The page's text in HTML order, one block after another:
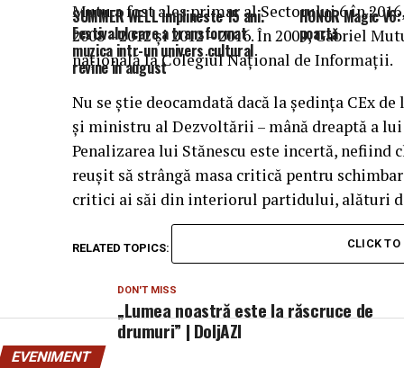
Mutu a fost ales primar al Sectorului 6 în
2008 – 2012 şi 2012 – 2016. În 2009, Gabriel
naţională la Colegiul Naţional de Informaţii.
Nu se ştie deocamdată dacă la şedinţa CEx
şi ministru al Dezvoltării – mână dreaptă a
Penalizarea lui Stănescu este incertă, nefiind
reuşit să strângă masa critică pentru
critici ai săi din interiorul partidului, alături
RELATED TOPICS:
DON'T MISS
„Lumea noastră este la răscruce de
drumuri” | DoljAZI
SUMMER WELL implineste 15 ani.
Festivalul care a transformat
muzica intr-un univers cultural
revine in august
HONOR Magic
poartă
CLICK
EVENIMENT